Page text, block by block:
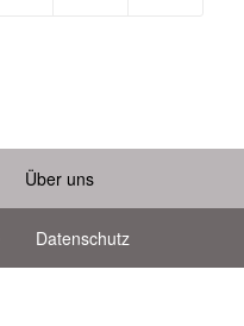
Über uns
Datenschutz